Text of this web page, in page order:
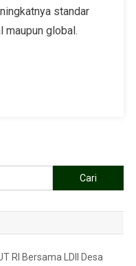
standar
maupun global.
RI Bersama LDII Desa